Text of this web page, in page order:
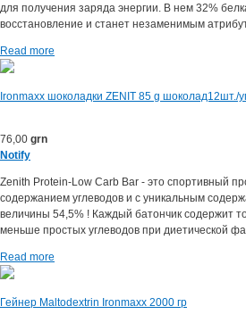
для получения заряда энергии. В нем 32%
восстановление и станет незаменимым
Read more
Ironmaxx шоколадки ZENIT 85 g шоколад12шт./
76,00 grn
Notify
Zenith Protein-Low Carb Bar - это спортивный
содержанием углеводов и с уникальным
величины 54,5% ! Каждый батончик содержит
меньше простых углеводов при диетической
Read more
Гейнер Maltodextrin Ironmaxx 2000 гр